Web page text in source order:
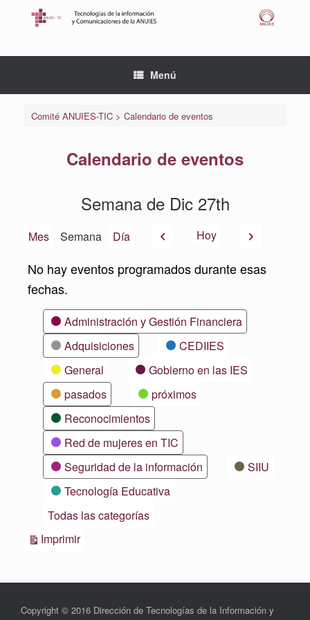
Menú
Comité ANUIES-TIC> Calendario de eventos
Calendario de eventos
Semana de Dic 27th
Mes Semana Día AnteriorHoy Siguiente
No hay eventos programados durante esas
fechas.
CategoríasAdministración y Gestión Financiera
Adquisiciones
CEDIIES
General
Gobierno en las IES
pasados
próximos
Reconocimientos
Red de mujeres en TIC
Seguridad de la información
SIIU
Tecnología Educativa
Todas las categorías
ImprimirVistas
Copyright © 2016 Dirección de Tecnologías de la Información y